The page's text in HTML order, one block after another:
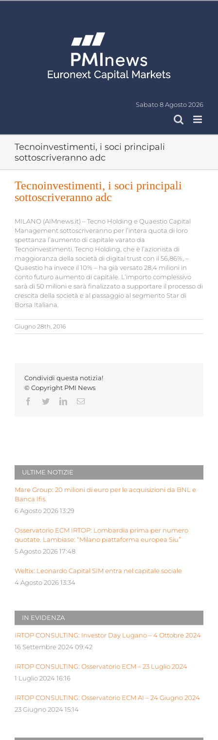
Sabato 8 Agosto 2026
Tecnoinvestimenti, i soci principali
sottoscriveranno adc
Tecnoinvestimenti, i soci principali
sottoscriveranno adc
MILANO (AIMnews.it) – Tecno Holding e Quaestio Capital
Management sottoscriveranno per l’intera quota di loro
spettanza l’aumento di capitale varato da
Tecnoinvestimenti. Tecno Holding, che è l’azionista di
maggioranza della società di digital trust con il 56,86%, –
Quaestio ha invece il 10% – ha già versato 28,4 milioni in
conto futuro aumento di capitale. L’importo complessivo
sarà di 50 milioni e sarà finalizzato a supportare il processo di
crescita della società e al passaggio al segmento Star di
Borsa Italiana.
Giugno 28th, 2016
Condividi questa notizia!
© Copyright PMI News
Facebook
TwitterLinkedInEmail
ULTIME NOTIZIE
Mare Group: 20 milioni di euro per le acquisizioni da BNL e
Banca Ifis
6 Agosto 2026 13:29
Osservatorio ECM IRTOP: Lombardia prima per numero
quotate. Lambiase: “Milano piattaforma europea Siu”
5 Agosto 2026 17:48
Weltix: Leonardo Capital SIM entra nel capitale sociale
4 Agosto 2026 13:34
IN EVIDENZA
IRTOP CONSULTING: Investor Day Lugano – 4 Ottobre 2024
16 Settembre 2024 09:42
IRTOP CONSULTING: Osservatorio ECM – 23 Luglio 2024
1 Luglio 2024 16:16
IRTOP CONSULTING: Osservatorio ECM AI – 24 Giugno 2024
23 Giugno 2024 15:14